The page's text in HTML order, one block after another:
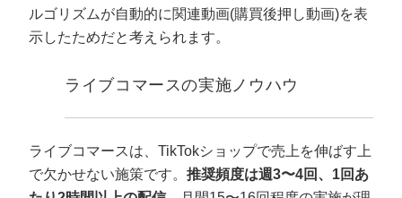
ルゴリズムが自動的に関連動画(購買後押し動画)を表
示したためだと考えられます。
ライブコマースの実施ノウハウ
ライブコマースは、TikTokショップで売上を伸ばす上
で欠かせない施策です。 推奨頻度は週3〜4回、1回あ